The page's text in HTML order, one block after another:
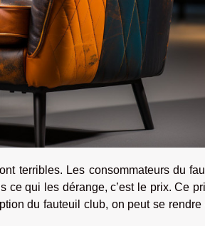
terribles. Les consommateurs du
qui les dérange, c’est le prix. Ce
du fauteuil club, on peut se